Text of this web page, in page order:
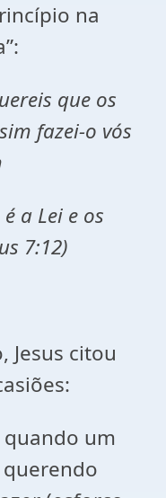
na
que os
fazei-o vós
a Lei e os
7:12)
Jesus citou
um